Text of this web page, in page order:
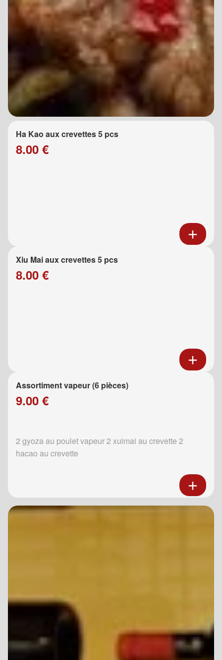
Ha Kao aux crevettes 5 pcs
8.00 €
Xiu Mai aux crevettes 5 pcs
8.00 €
Assortiment vapeur (6 pièces)
9.00 €
2 gyoza au poulet vapeur 2 xuimai au crevette 2
hacao au crevette